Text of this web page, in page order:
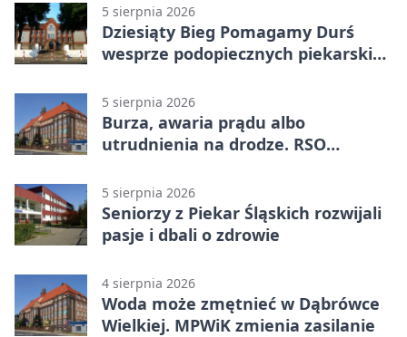
5 sierpnia 2026
Dziesiąty Bieg Pomagamy Durś
wesprze podopiecznych piekarskich
5 sierpnia 2026
Burza, awaria prądu albo
utrudnienia na drodze. RSO
5 sierpnia 2026
Seniorzy z Piekar Śląskich rozwijali
pasje i dbali o zdrowie
4 sierpnia 2026
Woda może zmętnieć w Dąbrówce
Wielkiej. MPWiK zmienia zasilanie